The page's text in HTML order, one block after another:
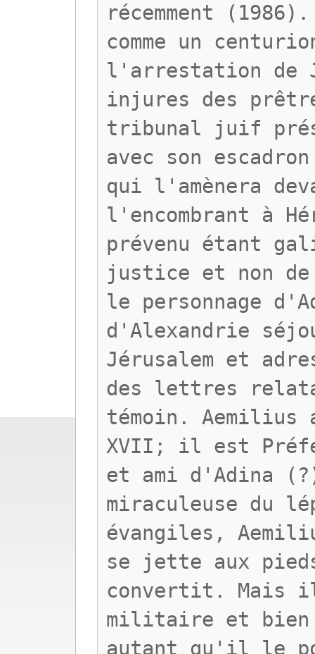
récemment
comme un
l'arrestation de
injures des
tribunal juif
avec son
qui l'amènera
l'encombrant à
prévenu étant
justice et non
le personnage
d'Alexandrie
Jérusalem et
des lettres
témoin.
XVII; il est
et ami d'Adina
miraculeuse du
évangiles,
se jette aux
convertit. Mais il
militaire et bien
autant qu'il le